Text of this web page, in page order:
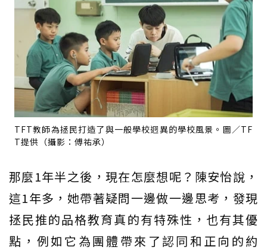
TFT教師為拯民打造了與一般學校迥異的學校風景。圖／TF
T提供（攝影：傅祐承）
那麼1年半之後，現在怎麼想呢？陳安怡說，
這1年多，她帶著疑問一邊做一邊思考，發現
拯民推的品格教育真的有特殊性，也有其優
點，例如它為團體帶來了認同和正向的約